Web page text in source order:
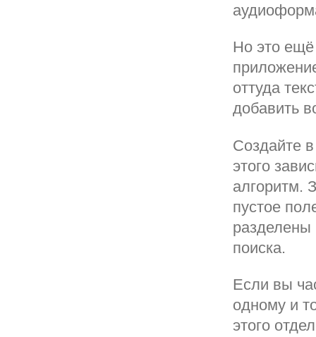
Но это ещё
оттуда
добавить
Создайте
этого
алгоритм.
пустое
разделены
поиска.
Если вы
одному и
этого